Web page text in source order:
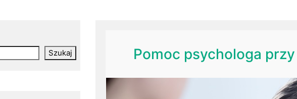
Szukaj
Pomoc psychologa